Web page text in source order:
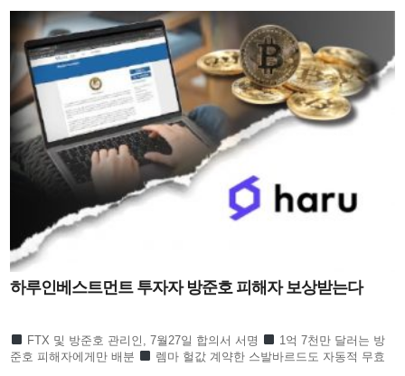
하루인베스트먼트 투자자 방준호 피해자 보상받는다
FTX 및 방준호 관리인, 7월27일 합의서 서명
1억 7천만 달러는 방
준호 피해자에게만 배분
렘마 헐값 계약한 스발바르드도 자동적 무효